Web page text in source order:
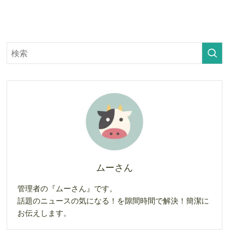
ムーさん
管理者の『ムーさん』です。
話題のニュースの気になる！を隙間時間で解決！簡潔に
お伝えします。